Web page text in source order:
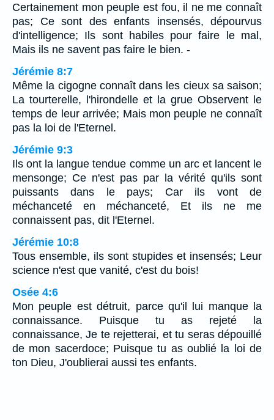
Certainement mon peuple est fou, il ne me connaît
pas; Ce sont des enfants insensés, dépourvus
d'intelligence; Ils sont habiles pour faire le mal,
Mais ils ne savent pas faire le bien. -
Jérémie 8:7
Même la cigogne connaît dans les cieux sa saison;
La tourterelle, l'hirondelle et la grue Observent le
temps de leur arrivée; Mais mon peuple ne connaît
pas la loi de l'Eternel.
Jérémie 9:3
Ils ont la langue tendue comme un arc et lancent le
mensonge; Ce n'est pas par la vérité qu'ils sont
puissants dans le pays; Car ils vont de
méchanceté en méchanceté, Et ils ne me
connaissent pas, dit l'Eternel.
Jérémie 10:8
Tous ensemble, ils sont stupides et insensés; Leur
science n'est que vanité, c'est du bois!
Osée 4:6
Mon peuple est détruit, parce qu'il lui manque la
connaissance. Puisque tu as rejeté la
connaissance, Je te rejetterai, et tu seras dépouillé
de mon sacerdoce; Puisque tu as oublié la loi de
ton Dieu, J'oublierai aussi tes enfants.